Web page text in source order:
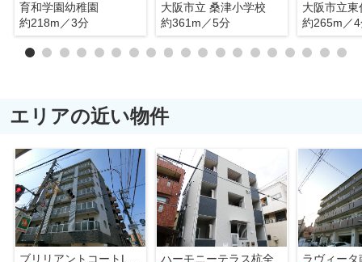
育和学園幼稚園
約218m／3分
大阪市立 桑津小学校
約361m／5分
大阪市立
約265m／
エリアの近い物件
ハーモニーテラス杭全
ラヴィータ